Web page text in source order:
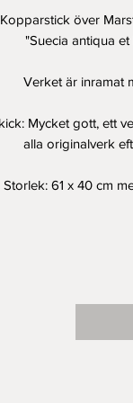
Kopparstick över
"Suecia antiqua et
Verket är inramat
Mycket gott, ett
alla originalverk
Storlek: 61 x 40 cm